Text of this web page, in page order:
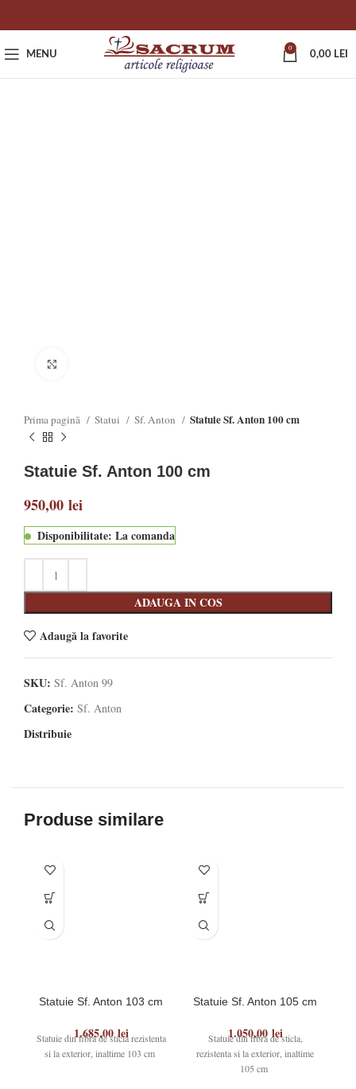
MENU
0
0,00 LEI
Prima pagină Statui Sf. Anton Statuie Sf. Anton 100 cm
Statuie Sf. Anton 100 cm
950,00 lei
Disponibilitate: La comanda
ADAUGA IN COS
Adaugă la favorite
SKU: Sf. Anton 99
Categorie: Sf. Anton
Distribuie
Produse similare
Statuie Sf. Anton 103 cm
1.685,00lei
Statuie din fibra de sticla rezistenta
si la exterior, inaltime 103 cm
Statuie Sf. Anton 105 cm
1.050,00 lei
Statuie din fibra de sticla,
rezistenta si la exterior, inaltime
105 cm